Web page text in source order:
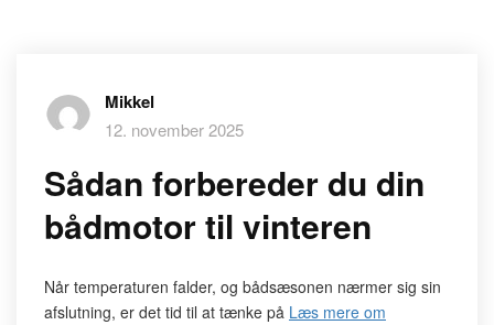
Mikkel
12. november 2025
Sådan forbereder du din
bådmotor til vinteren
Når temperaturen falder, og bådsæsonen nærmer sig sin
afslutning, er det tid til at tænke på Læs mere om